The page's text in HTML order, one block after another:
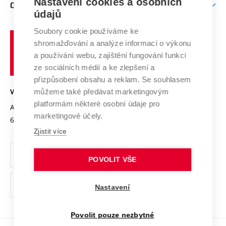
E-přihláška
Doktorské studium
Podpora podnikání
Systém zajišťování kvality výzkumu
Výzkumné infrastruktury
Transfer znalostí
Open Science
Projekty
Projekty ze strukturálních fondů
Specifický výzkum
Zahraniční spolupráce
Spolupráce se školami
Služby univerzity
Mezinárodní dohody
Univerzitní sítě
O UNIVERZITĚ
Profil univerzity
Udržitelná univerzita
Podnikavá univerzita / ContriBUTe
Bezpečná univerzita
Vyznamenání
Organizační struktura
Ochrana osobních údajů
odkaz)
učení
technické
VYSOKÉ UČENÍ TECHNICKÉ V BRNĚ
Antonínská 548/1
602 00 Brno
www.vut.cz
vut@vutbr.cz
údajů
Soubory cookie používáme ke
shromažďování a analýze informací o výkonu
a používání webu, zajištění fungování funkcí
ze sociálních médií a ke zlepšení a
přizpůsobení obsahu a reklam. Se souhlasem
můžeme také předávat marketingovým
platformám některé osobní údaje pro
marketingové účely.
Zjistit více
POVOLIT VŠE
Nastavení
Povolit pouze nezbytné